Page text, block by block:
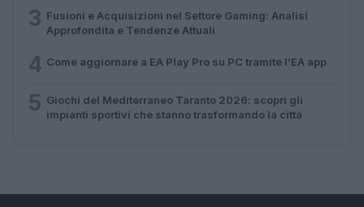
3 Fusioni e Acquisizioni nel Settore Gaming: Analisi
Approfondita e Tendenze Attuali
4 Come aggiornare a EA Play Pro su PC tramite l’EA app
5 Giochi del Mediterraneo Taranto 2026: scopri gli
impianti sportivi che stanno trasformando la città